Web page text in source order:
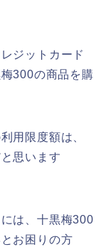
ジットカード
300の商品を購
用限度額は、
思います
は、十黒梅300
お困りの方